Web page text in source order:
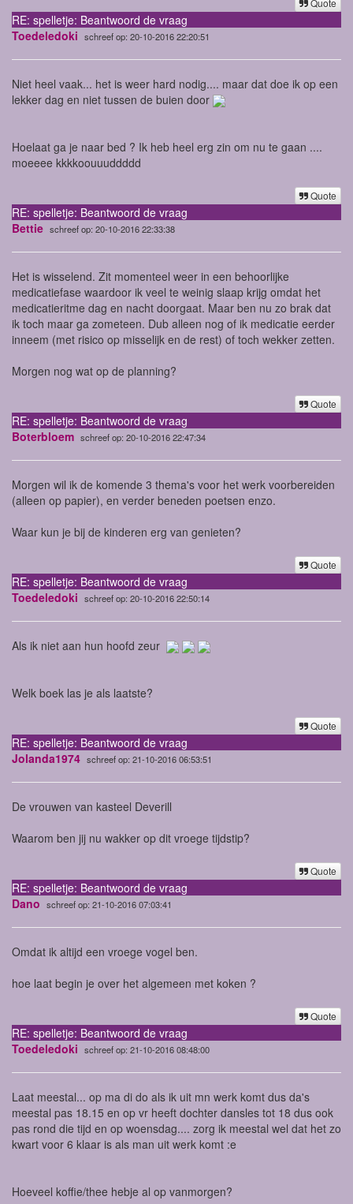
Quote
RE: spelletje: Beantwoord de vraag
Toedeledoki schreef op: 20-10-2016 22:20:51
Niet heel vaak... het is weer hard nodig.... maar dat doe ik op een
lekker dag en niet tussen de buien door
Hoelaat ga je naar bed ? Ik heb heel erg zin om nu te gaan ....
moeeee kkkkoouuuddddd
Quote
RE: spelletje: Beantwoord de vraag
Bettie schreef op: 20-10-2016 22:33:38
Het is wisselend. Zit momenteel weer in een behoorlijke
medicatiefase waardoor ik veel te weinig slaap krijg omdat het
medicatieritme dag en nacht doorgaat. Maar ben nu zo brak dat
ik toch maar ga zometeen. Dub alleen nog of ik medicatie eerder
inneem (met risico op misselijk en de rest) of toch wekker zetten.
Morgen nog wat op de planning?
Quote
RE: spelletje: Beantwoord de vraag
Boterbloem schreef op: 20-10-2016 22:47:34
Morgen wil ik de komende 3 thema's voor het werk voorbereiden
(alleen op papier), en verder beneden poetsen enzo.
Waar kun je bij de kinderen erg van genieten?
Quote
RE: spelletje: Beantwoord de vraag
Toedeledoki schreef op: 20-10-2016 22:50:14
Als ik niet aan hun hoofd zeur
Welk boek las je als laatste?
Quote
RE: spelletje: Beantwoord de vraag
Jolanda1974 schreef op: 21-10-2016 06:53:51
De vrouwen van kasteel Deverill
Waarom ben jij nu wakker op dit vroege tijdstip?
Quote
RE: spelletje: Beantwoord de vraag
Dano schreef op: 21-10-2016 07:03:41
Omdat ik altijd een vroege vogel ben.
hoe laat begin je over het algemeen met koken ?
Quote
RE: spelletje: Beantwoord de vraag
Toedeledoki schreef op: 21-10-2016 08:48:00
Laat meestal... op ma di do als ik uit mn werk komt dus da's
meestal pas 18.15 en op vr heeft dochter dansles tot 18 dus ook
pas rond die tijd en op woensdag.... zorg ik meestal wel dat het zo
kwart voor 6 klaar is als man uit werk komt :e
Hoeveel koffie/thee hebje al op vanmorgen?